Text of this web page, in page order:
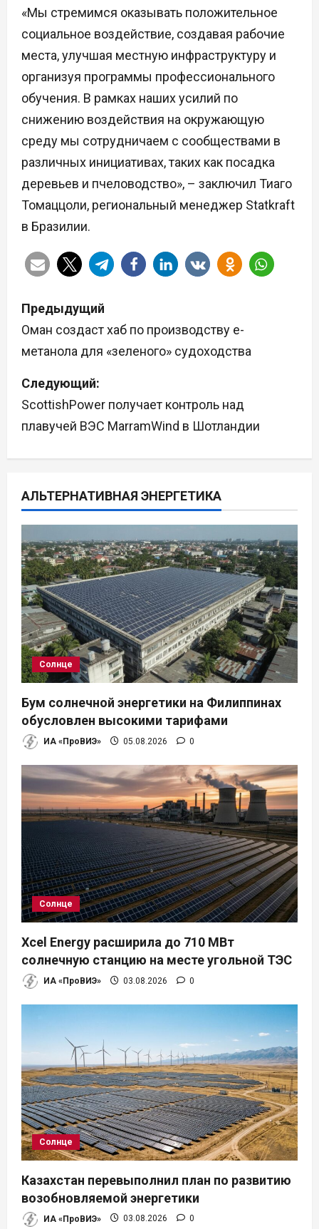
«Мы стремимся оказывать положительное
социальное воздействие, создавая рабочие
места, улучшая местную инфраструктуру и
организуя программы профессионального
обучения. В рамках наших усилий по
снижению воздействия на окружающую
среду мы сотрудничаем с сообществами в
различных инициативах, таких как посадка
деревьев и пчеловодство», – заключил Тиаго
Томаццоли, региональный менеджер Statkraft
в Бразилии.
Н
а
в
и
г
и
я
п
о
з
а
п
и
с
я
м
Предыдущий
Оман создаст хаб по производству е-
метанола для «зеленого» судоходства
Следующий:
ScottishPower получает контроль над
плавучей ВЭС MarramWind в Шотландии
АЛЬТЕРНАТИВНАЯ ЭНЕРГЕТИКА
Солнце
Бум солнечной энергетики на Филиппинах
обусловлен высокими тарифами
ИА «ПроВИЭ» 05.08.2026 0
Солнце
Xcel Energy расширила до 710 МВт
солнечную станцию на месте угольной ТЭС
ИА «ПроВИЭ» 03.08.2026 0
Солнце
Казахстан перевыполнил план по развитию
возобновляемой энергетики
ИА «ПроВИЭ» 03.08.2026 0